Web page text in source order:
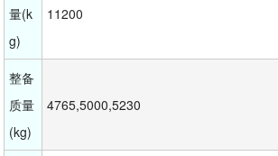
量(k
g)
11200
整备
质量
(kg)
4765,5000,5230